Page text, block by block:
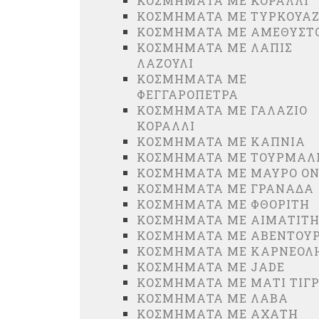
ΚΟΣΜΗΜΑΤΑ ΜΕ ΤΥΡΚΟΥΑΖ
ΚΟΣΜΗΜΑΤΑ ΜΕ
ΚΟΣΜΗΜΑΤΑ ΜΕ ΛΑΠΙΣ
ΛΑΖΟΥΛΙ
ΚΟΣΜΗΜΑΤΑ ΜΕ
ΦΕΓΓΑΡΟΠΕΤΡΑ
ΚΟΣΜΗΜΑΤΑ ΜΕ ΓΑΛΑΖΙΟ
ΚΟΡΑΛΛΙ
ΚΟΣΜΗΜΑΤΑ ΜΕ ΚΑΠΝΙΑ
ΚΟΣΜΗΜΑΤΑ ΜΕ
ΚΟΣΜΗΜΑΤΑ ΜΕ ΜΑΥΡΟ
ΚΟΣΜΗΜΑΤΑ ΜΕ ΓΡΑΝΑΔΑ
ΚΟΣΜΗΜΑΤΑ ΜΕ ΦΘΟΡΙΤΗ
ΚΟΣΜΗΜΑΤΑ ΜΕ ΑΙΜΑΤΙΤΗ
ΚΟΣΜΗΜΑΤΑ ΜΕ
ΚΟΣΜΗΜΑΤΑ ΜΕ
ΚΟΣΜΗΜΑΤΑ ΜΕ JADE
ΚΟΣΜΗΜΑΤΑ ΜΕ ΜΑΤΙ
ΚΟΣΜΗΜΑΤΑ ΜΕ ΛΑΒΑ
ΚΟΣΜΗΜΑΤΑ ΜΕ ΑΧΑΤΗ